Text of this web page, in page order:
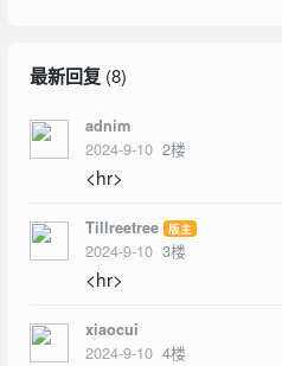
最新回复(8)
adnim
2024-9-10 2楼
<hr>
Tillreetree 版主
2024-9-10 3楼
<hr>
xiaocui
2024-9-10 4楼